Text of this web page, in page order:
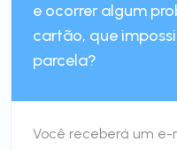
e ocorrer algum
cartão, que
parcela?
Você receberá um